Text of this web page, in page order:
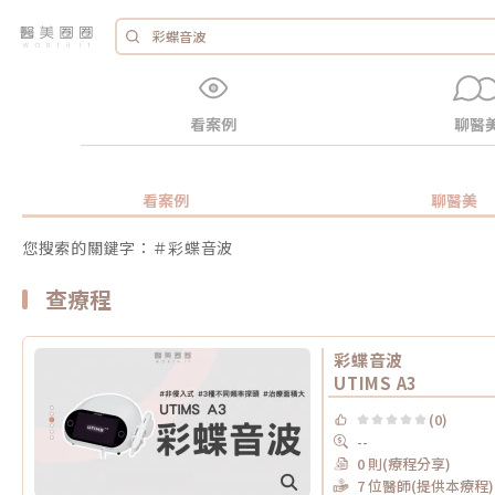
看案例 聊醫
看案例 聊醫美
您搜索的關鍵字：＃彩蝶音波
查療程
彩蝶音波
UTIMS A3
(0)
--
0 則(療程分享)
7 位醫師(提供本療程)